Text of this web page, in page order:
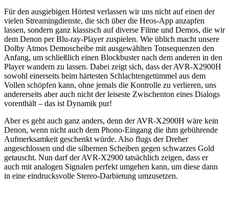
Für den ausgiebigen Hörtest verlassen wir uns nicht auf einen der
vielen Streamingdienste, die sich über die Heos-App anzapfen
lassen, sondern ganz klassisch auf diverse Filme und Demos, die wir
dem Denon per Blu-ray-Player zuspielen. Wie üblich macht unsere
Dolby Atmos Demoscheibe mit ausgewählten Tonsequenzen den
Anfang, um schließlich einen Blockbuster nach dem anderen in den
Player wandern zu lassen. Dabei zeigt sich, dass der AVR-X2900H
sowohl einerseits beim härtesten Schlachtengetümmel aus dem
Vollen schöpfen kann, ohne jemals die Kontrolle zu verlieren, uns
andererseits aber auch nicht der leiseste Zwischenton eines Dialogs
vorenthält – das ist Dynamik pur!
Aber es geht auch ganz anders, denn der AVR-X2900H wäre kein
Denon, wenn nicht auch dem Phono-Eingang die ihm gebührende
Aufmerksamkeit geschenkt würde. Also flugs der Dreher
angeschlossen und die silbernen Scheiben gegen schwarzes Gold
getauscht. Nun darf der AVR-X2900 tatsächlich zeigen, dass er
auch mit analogen Signalen perfekt umgehen kann, um diese dann
in eine eindrucksvolle Stereo-Darbietung umzusetzen.